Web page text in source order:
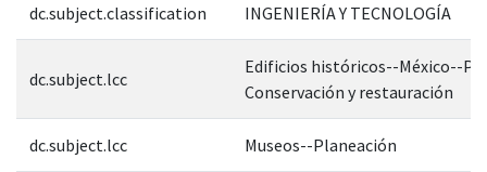
dc.subject.classification INGENIERÍA Y TECNOLOGÍA
dc.subject.lcc
Edificios históricos--México--
Conservación y restauración
dc.subject.lcc Museos--Planeación